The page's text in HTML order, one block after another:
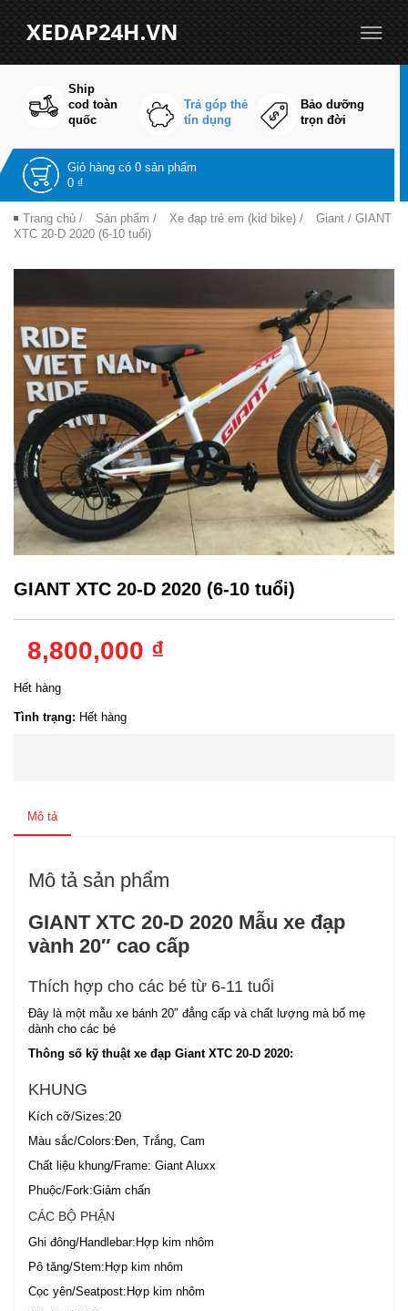
Ship
cod toàn
quốc
Trả góp thẻ
tín dụng
Bảo dưỡng
trọn đời
Giỏ hàng có 0 sản phẩm
0 ₫
Trang chủ / Sản phẩm / Xe đạp trẻ em (kid bike) / Giant / GIANT
XTC 20-D 2020 (6-10 tuổi)
GIANT XTC 20-D 2020 (6-10 tuổi)
8,800,000 ₫
Hết hàng
Tình trạng: Hết hàng
Mô tả
Mô tả sản phẩm
GIANT XTC 20-D 2020 Mẫu xe đạp
vành 20″ cao cấp
Thích hợp cho các bé từ 6-11 tuổi
Đây là một mẫu xe bánh 20″ đẳng cấp và chất lượng mà bố mẹ
dành cho các bé
Thông số kỹ thuật xe đạp Giant XTC 20-D 2020:
KHUNG
Kích cỡ/Sizes:20
Màu sắc/Colors:Đen, Trắng, Cam
Chất liệu khung/Frame: Giant Aluxx
Phuộc/Fork:Giảm chấn
CÁC BỘ PHẬN
Ghi đông/Handlebar:Hợp kim nhôm
Pô tăng/Stem:Hợp kim nhôm
Cọc yên/Seatpost:Hợp kim nhôm